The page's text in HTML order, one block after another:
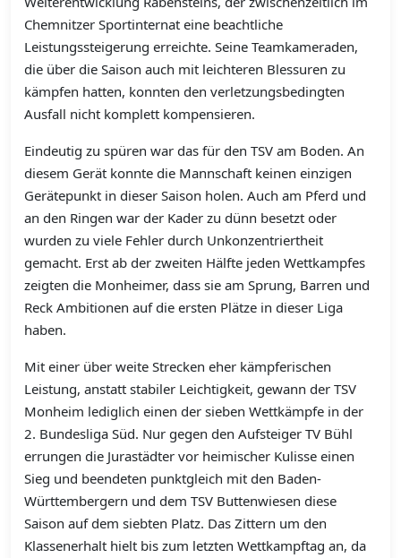
Chemnitzer Sportinternat eine beachtliche
Leistungssteigerung erreichte. Seine Teamkameraden,
die über die Saison auch mit leichteren Blessuren zu
kämpfen hatten, konnten den verletzungsbedingten
Ausfall nicht komplett kompensieren.
Eindeutig zu spüren war das für den TSV am Boden. An
diesem Gerät konnte die Mannschaft keinen einzigen
Gerätepunkt in dieser Saison holen. Auch am Pferd und
an den Ringen war der Kader zu dünn besetzt oder
wurden zu viele Fehler durch Unkonzentriertheit
gemacht. Erst ab der zweiten Hälfte jeden Wettkampfes
zeigten die Monheimer, dass sie am Sprung, Barren und
Reck Ambitionen auf die ersten Plätze in dieser Liga
haben.
Mit einer über weite Strecken eher kämpferischen
Leistung, anstatt stabiler Leichtigkeit, gewann der TSV
Monheim lediglich einen der sieben Wettkämpfe in der
2. Bundesliga Süd. Nur gegen den Aufsteiger TV Bühl
errungen die Jurastädter vor heimischer Kulisse einen
Sieg und beendeten punktgleich mit den Baden-
Württembergern und dem TSV Buttenwiesen diese
Saison auf dem siebten Platz. Das Zittern um den
Klassenerhalt hielt bis zum letzten Wettkampftag an, da